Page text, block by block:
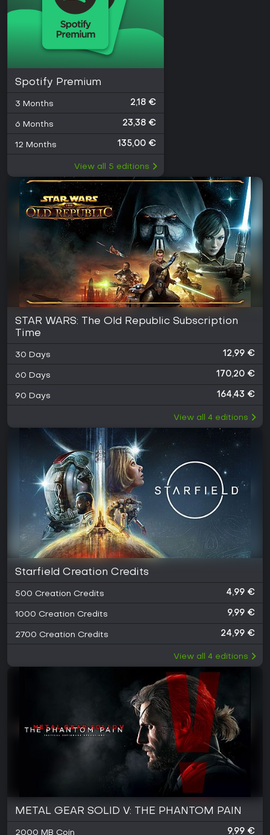
Spotify Premium
3 Months 2,18 €
6 Months 23,38 €
12 Months 135,00 €
View all 5 editions
STAR WARS: The Old Republic Subscription
Time
30 Days 12,99 €
60 Days 170,20 €
90 Days 164,43 €
View all 4 editions
Starfield Creation Credits
500 Creation Credits 4,99 €
1000 Creation Credits 9,99 €
2700 Creation Credits 24,99 €
View all 4 editions
METAL GEAR SOLID V: THE PHANTOM PAIN
2000 MB Coin 9,99 €